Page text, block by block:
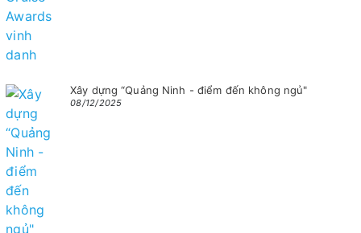
Xây dựng “Quảng Ninh - điểm đến không ngủ"
08/12/2025